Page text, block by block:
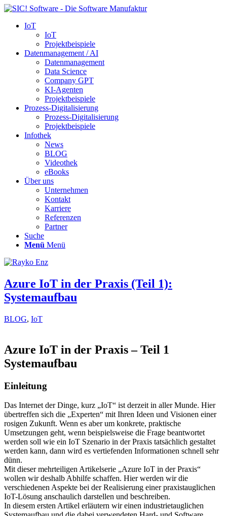
IoT
IoT
Projektbeispiele
Datenmanagement / AI
Datenmanagement
Data Science
Company GPT
KI-Agenten
Projektbeispiele
Prozess-Digitalisierung
Prozess-Digitalisierung
Projektbeispiele
Infothek
News
BLOG
Videothek
eBooks
Über uns
Unternehmen
Kontakt
Karriere
Referenzen
Partner
Suche
Menü Menü
Azure IoT in der Praxis (Teil 1):
Systemaufbau
BLOG, IoT
Azure IoT in der Praxis – Teil 1
Systemaufbau
Einleitung
Das Internet der Dinge, kurz „IoT“ ist derzeit in aller Munde. Hier
übertreffen sich die „Experten“ mit Ihren Ideen und Visionen einer
rosigen Zukunft. Wenn es aber um konkrete, praktische
Umsetzungen geht, wenn beispielsweise die Frage beantwortet
werden soll wie ein IoT Szenario in der Praxis tatsächlich gestaltet
werden kann, dann wird es vertiefenden Informationen schnell sehr
dünn.
Mit dieser mehrteiligen Artikelserie „Azure IoT in der Praxis“
wollen wir deshalb Abhilfe schaffen. Hier werden wir die
verschiedenen Aspekte bei der Realisierung einer praxistauglichen
IoT-Lösung anschaulich darstellen und beschreiben.
In diesem ersten Artikel erläutern wir einen industrietauglichen